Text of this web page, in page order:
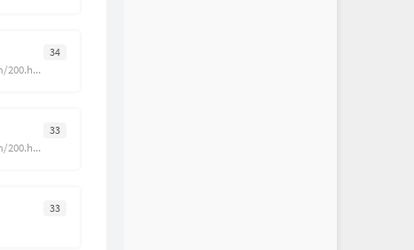
34
https://inn.ormemo.com/200.html
33
https://inn.ormemo.com/200.html/comment-page-62?replyTo=2596
33